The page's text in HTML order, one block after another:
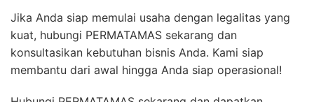
Jika Anda siap memulai usaha dengan legalitas yang
kuat, hubungi PERMATAMAS sekarang dan
konsultasikan kebutuhan bisnis Anda. Kami siap
membantu dari awal hingga Anda siap operasional!